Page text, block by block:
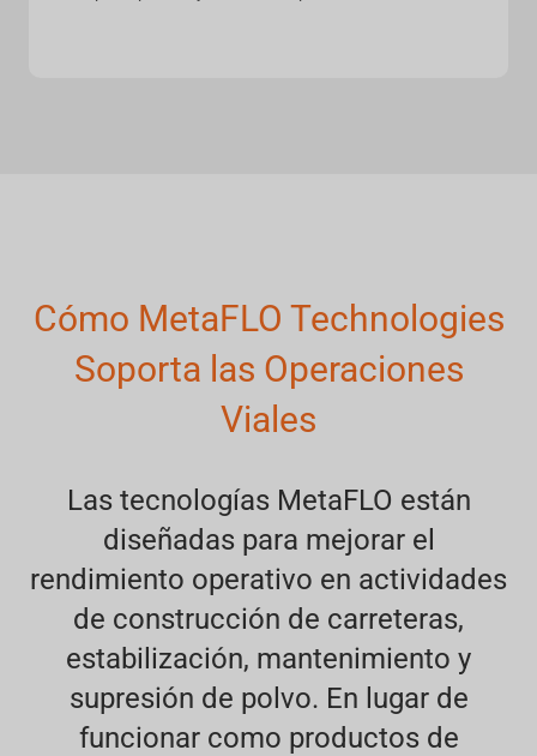
Cómo MetaFLO Technologies
Soporta las Operaciones
Viales
Las tecnologías MetaFLO están
diseñadas para mejorar el
rendimiento operativo en actividades
de construcción de carreteras,
estabilización, mantenimiento y
supresión de polvo. En lugar de
funcionar como productos de